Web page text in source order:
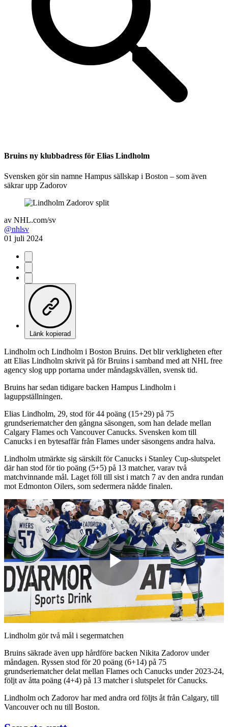
Bruins ny klubbadress för Elias Lindholm
Svensken gör sin namne Hampus sällskap i Boston – som även
säkrar upp Zadorov
av NHL.com/sv
@nhlsv
01 juli 2024
Länk kopierad
Lindholm och Lindholm i Boston Bruins. Det blir verkligheten efter
att Elias Lindholm skrivit på för Bruins i samband med att NHL free
agency slog upp portarna under måndagskvällen, svensk tid.
Bruins har sedan tidigare backen Hampus Lindholm i
laguppställningen.
Elias Lindholm, 29, stod för 44 poäng (15+29) på 75
grundseriematcher den gångna säsongen, som han delade mellan
Calgary Flames och Vancouver Canucks. Svensken kom till
Canucks i en bytesaffär från Flames under säsongens andra halva.
Lindholm utmärkte sig särskilt för Canucks i Stanley Cup-slutspelet
där han stod för tio poäng (5+5) på 13 matcher, varav två
matchvinnande mål. Laget föll till sist i match 7 av den andra rundan
mot Edmonton Oilers, som sedermera nådde finalen.
Play
Video
Lindholm gör två mål i segermatchen
Bruins säkrade även upp hårdföre backen Nikita Zadorov under
måndagen. Ryssen stod för 20 poäng (6+14) på 75
grundseriematcher delat mellan Flames och Canucks under 2023-24,
följt av åtta poäng (4+4) på 13 matcher i slutspelet för Canucks.
Lindholm och Zadorov har med andra ord följts åt från Calgary, till
Vancouver och nu till Boston.